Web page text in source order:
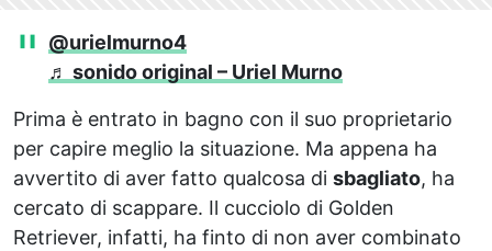
@urielmurno4
♬ sonido original – Uriel Murno
Prima è entrato in bagno con il suo proprietario
per capire meglio la situazione. Ma appena ha
avvertito di aver fatto qualcosa di sbagliato, ha
cercato di scappare. Il cucciolo di Golden
Retriever, infatti, ha finto di non aver combinato